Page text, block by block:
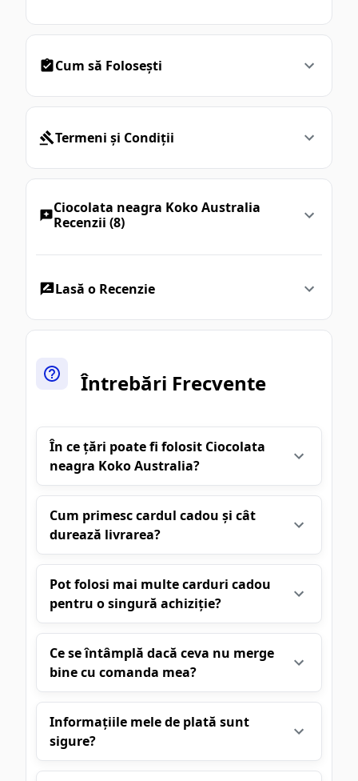
Cum să Folosești
Termeni și Condiții
Ciocolata neagra Koko Australia
Recenzii (8)
Lasă o Recenzie
Întrebări Frecvente
În ce țări poate fi folosit Ciocolata
neagra Koko Australia?
Cum primesc cardul cadou și cât
durează livrarea?
Pot folosi mai multe carduri cadou
pentru o singură achiziție?
Ce se întâmplă dacă ceva nu merge
bine cu comanda mea?
Informațiile mele de plată sunt
sigure?